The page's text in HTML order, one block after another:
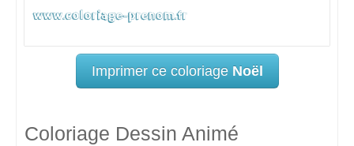
Imprimer ce coloriage Noël
Coloriage Dessin Animé